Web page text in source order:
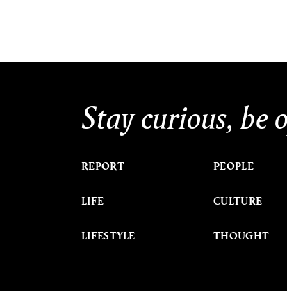
Stay curious, be
REPORT
LIFE
LIFESTYLE
PEOPLE
CULTURE
THOUGHT